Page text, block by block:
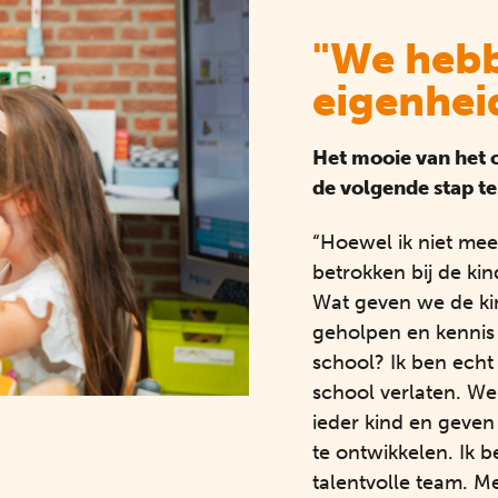
"We
Het mooie van het
de volgende stap
“Hoewel ik niet
betrokken bij de
Wat geven we de
geholpen en
school? Ik ben
school verlaten.
ieder kind en
te ontwikkelen. Ik
talentvolle team.